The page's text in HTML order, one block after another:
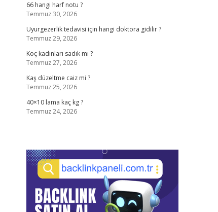
66 hangi harf notu ?
Temmuz 30, 2026
Uyurgezerlik tedavisi için hangi doktora gidilir ?
Temmuz 29, 2026
Koç kadınları sadık mı ?
Temmuz 27, 2026
Kaş düzeltme caiz mi ?
Temmuz 25, 2026
40×10 lama kaç kg ?
Temmuz 24, 2026